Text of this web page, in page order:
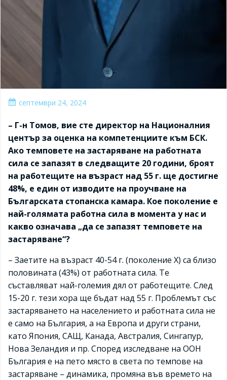
септември 24, 2024
– Г-н Томов, вие сте директор на Националния
център за оценка на компетенциите към БСК.
Ако темповете на застаряване на работната
сила се запазят в следващите 20 години, броят
на работещите на възраст над 55 г. ще достигне
48%, е един от изводите на проучване на
Българската стопанска камара. Кое поколение е
най-голямата работна сила в момента у нас и
какво означава „да се запазят темповете на
застаряване“?
– Заетите на възраст 40-54 г. (поколение Х) са близо
половината (43%) от работната сила. Те
съставляват най-големия дял от работещите. След
15-20 г. тези хора ще бъдат над 55 г. Проблемът със
застаряването на населението и работната сила не
е само на България, а на Европа и други страни,
като Япония, САЩ, Канада, Австралия, Сингапур,
Нова Зеландия и пр. Според изследване на ООН
България е на пето място в света по темпове на
застаряване – динамика, промяна във времето на